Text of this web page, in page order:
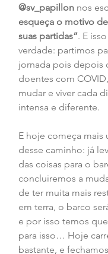
@sv_papillon nos
esqueça o motivo
suas partidas”. E
verdade: partimos
jornada pois depois
doentes com
mudar e viver cada
intensa e diferente.
E hoje começa mais
desse caminho: já
das coisas para o
concluiremos a
de ter muita mais
em terra, o barco
e por isso temos
para isso… Hoje
bastante, e